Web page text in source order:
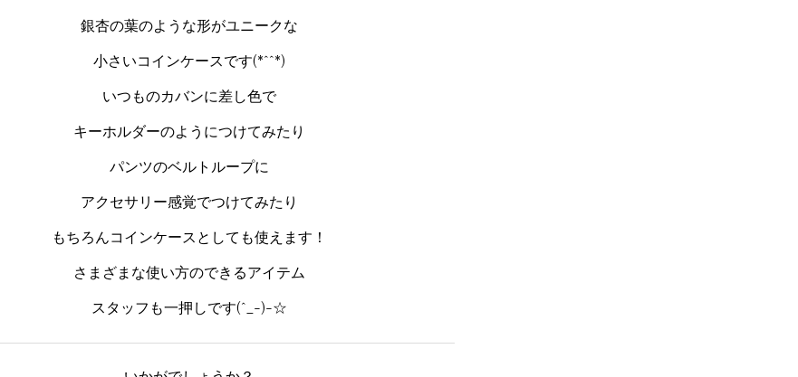
銀杏の葉のような形がユニークな
小さいコインケースです(*^^*)
いつものカバンに差し色で
キーホルダーのようにつけてみたり
パンツのベルトループに
アクセサリー感覚でつけてみたり
もちろんコインケースとしても使えます！
さまざまな使い方のできるアイテム
スタッフも一押しです(^_-)-☆